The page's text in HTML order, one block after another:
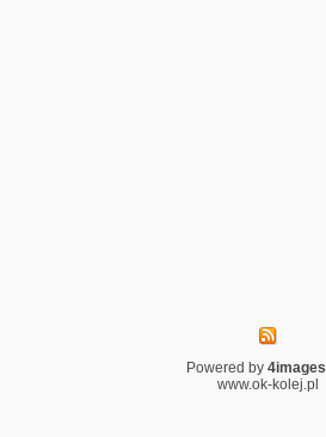
Powered by 4images
www.ok-kolej.pl